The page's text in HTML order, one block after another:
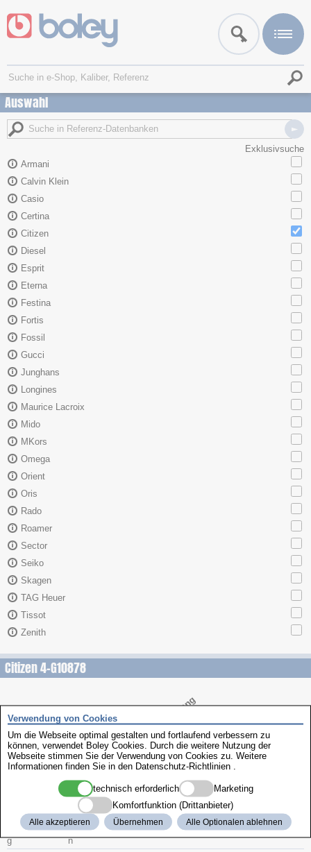
Auswahl
Exklusivsuche
Armani
Calvin Klein
Casio
Certina
Citizen
Diesel
Esprit
Eterna
Festina
Fortis
Fossil
Gucci
Junghans
Longines
Maurice Lacroix
Mido
MKors
Omega
Orient
Oris
Rado
Roamer
Sector
Seiko
Skagen
TAG Heuer
Tissot
Zenith
Citizen 4-G10878
Gruppe HerstellerTeile-Nr. Beschreibung Artikel-Nr.
Glas
Citize
n
54-90835G 91415490835G
Citize
n
506-W970
A
WHIHE
Bodendichtun
g
Citize
n
392-1191 Dichtung, Boden 91433921191
Verwendung von Cookies
Um die Webseite optimal gestalten und fortlaufend verbessern zu
können, verwendet Boley Cookies. Durch die weitere Nutzung der
Webseite stimmen Sie der Verwendung von Cookies zu. Weitere
Informationen finden Sie in den Datenschutz-Richtlinien
technisch erforderlich
Marketing
Komfortfunktion (Drittanbieter)
Alle akzeptieren Übernehmen Alle Optionalen ablehnen